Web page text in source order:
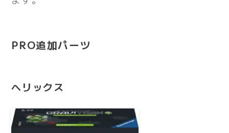
PRO追加パーツ
ヘリックス